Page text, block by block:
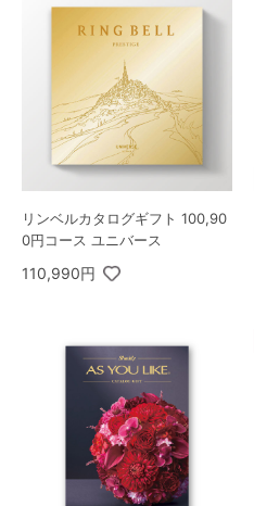
リンベルカタログギフト 100,90
0円コース ユニバース
110,990円